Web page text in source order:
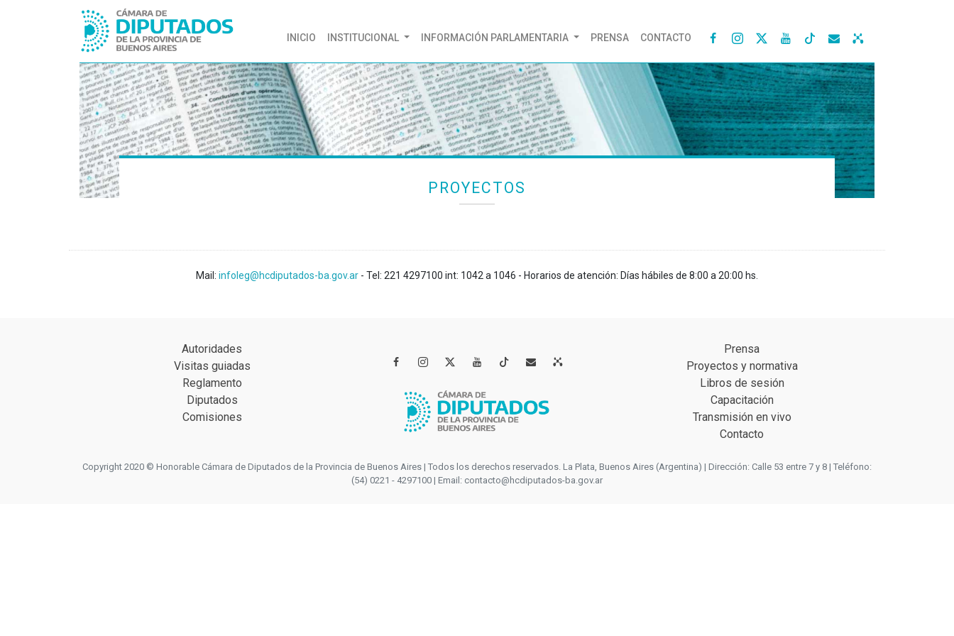
INICIO (CURRENT)
INSTITUCIONAL INFORMACIÓN PARLAMENTARIA PRENSA CONTACTO    
PROYECTOS
Mail: infoleg@hcdiputados-ba.gov.ar - Tel: 221 4297100 int: 1042 a 1046 - Horarios de atención: Días hábiles de 8:00 a 20:00 hs.
Autoridades
Visitas guiadas
Reglamento
Diputados
Comisiones
   
Prensa
Proyectos y normativa
Libros de sesión
Capacitación
Transmisión en vivo
Contacto
Copyright 2020 © Honorable Cámara de Diputados de la Provincia de Buenos Aires | Todos los derechos reservados. La Plata, Buenos Aires (Argentina) | Dirección: Calle 53 entre 7 y 8 | Teléfono:
(54) 0221 - 4297100 | Email: contacto@hcdiputados-ba.gov.ar